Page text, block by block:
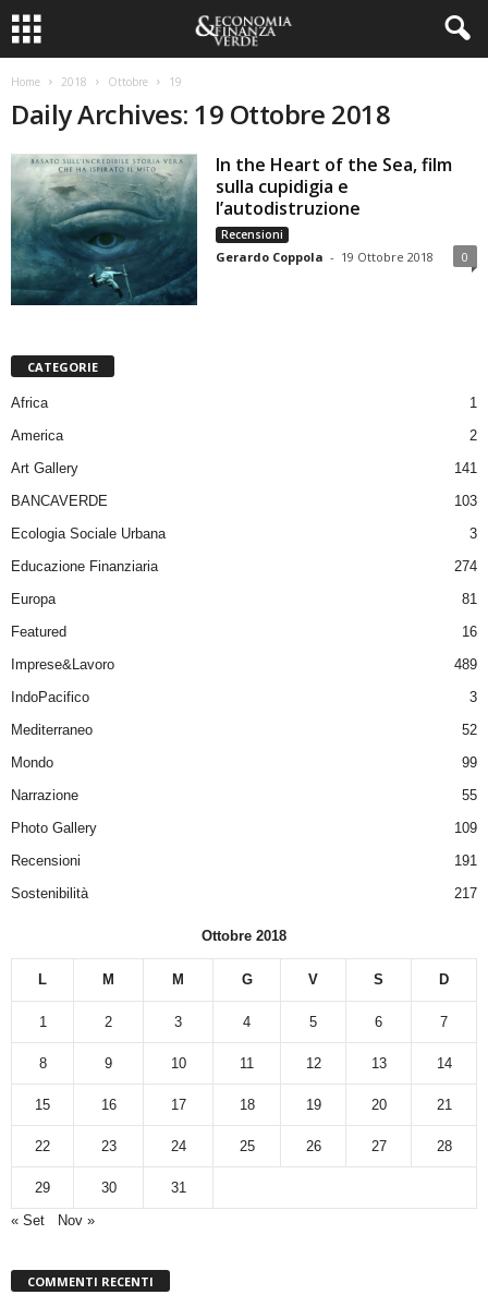
Home 2018 Ottobre 19
Daily Archives: 19 Ottobre 2018
In the Heart of the Sea, film
sulla cupidigia e
l’autodistruzione
Recensioni
Gerardo Coppola - 19 Ottobre 2018 0
CATEGORIE
Africa
1
America
2
Art Gallery
141
BANCAVERDE
103
Ecologia Sociale Urbana
3
Educazione Finanziaria
274
Europa
81
Featured
16
Imprese&Lavoro
489
IndoPacifico
3
Mediterraneo
52
Mondo
99
Narrazione
55
Photo Gallery
109
Recensioni
191
Sostenibilità
217
Ottobre 2018
L M M G V S D
1 2 3 4 5 6 7
8 9 10 11 12 13 14
15 16 17 18 19 20 21
22 23 24 25 26 27 28
29 30
31
« Set
Nov »
COMMENTI RECENTI